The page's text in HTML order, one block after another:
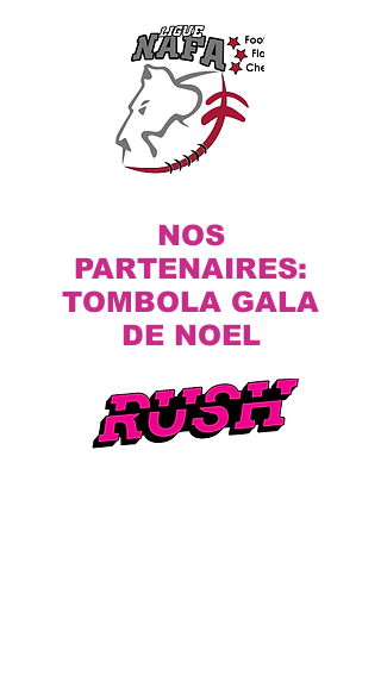
NOS
PARTENAIRES:
TOMBOLA GALA
DE NOEL